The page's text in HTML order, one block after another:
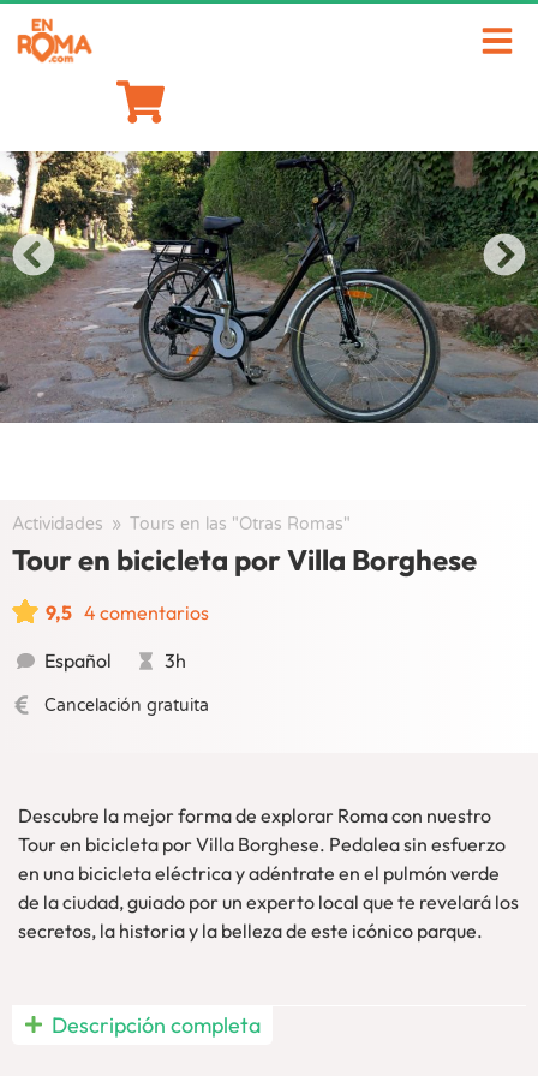
Actividades / Tours en las "Otras Romas"
Tour en bicicleta por Villa Borghese
9,5 4 comentarios
Español
3h
Cancelación gratuita
Descubre la mejor forma de explorar Roma con nuestro
Tour en bicicleta por Villa Borghese. Pedalea sin esfuerzo
en una bicicleta eléctrica y adéntrate en el pulmón verde
de la ciudad, guiado por un experto local que te revelará los
secretos, la historia y la belleza de este icónico parque.
No renuncies a visitar Roma disfrutándola mientras te
Descripción completa